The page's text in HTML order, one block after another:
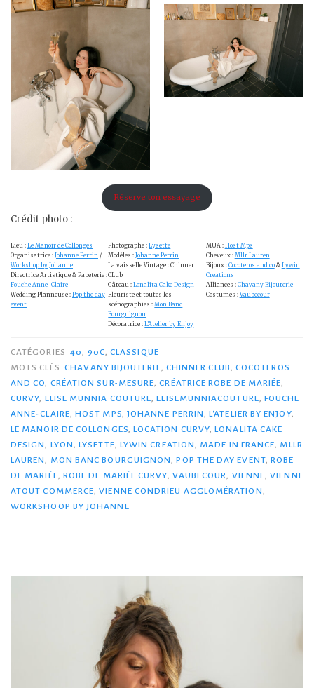
Réserve ton essayage
Crédit photo :
Lieu : Le Manoir de Collonges
Organisatrice : Johanne Perrin /
Workshop by Johanne
Directrice Artistique & Papeterie :
Fouche Anne-Claire
Wedding Planneuse : Pop the day
event
Photographe :Lysette
Modèles :Johanne Perrin
La vaisselle Vintage : Chinner
CLub
Gâteau :Lonalita Cake Design
Fleuriste et toutes les
scénographies :Mon Banc
Bourguignon
Décoratrice :L’Atelier by Enjoy
MUA : Host Mps
Cheveux : Mllr Lauren
Bijoux : Cocoteros and co& Lywin
Creations
Alliances : Chavany Bijouterie
Costumes : Vaubecour
CATÉGORIES 40, 90C,CLASSIQUE
MOTS CLÉS CHAVANY BIJOUTERIE, CHINNER CLUB, COCOTEROS
AND CO, CRÉATION SUR-MESURE,CRÉATRICE ROBE DE MARIÉE,
CURVY, ELISE MUNNIA COUTURE,ELISEMUNNIACOUTURE, FOUCHE
ANNE-CLAIRE,HOST MPS, JOHANNE PERRIN,L'ATELIER BY ENJOY,
LE MANOIR DE COLLONGES, LOCATION CURVY,LONALITA CAKE
DESIGN, LYON,LYSETTE, LYWIN CREATION, MADE IN FRANCE, MLLR
LAUREN, MON BANC BOURGUIGNON,POP THE DAY EVENT, ROBE
DE MARIÉE, ROBE DE MARIÉE CURVY, VAUBECOUR, VIENNE,VIENNE
ATOUT COMMERCE,VIENNE CONDRIEU AGGLOMÉRATION,
WORKSHOOP BY JOHANNE